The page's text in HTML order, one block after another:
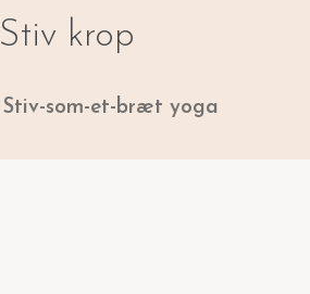
Stiv krop
Stiv-som-et-bræt yoga